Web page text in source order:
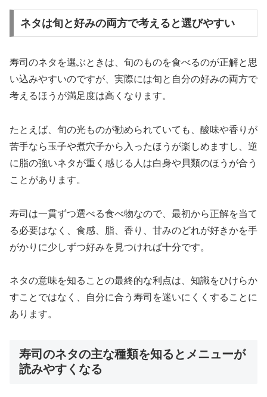
ネタは旬と好みの両方で考えると選びやすい
寿司のネタを選ぶときは、旬のものを食べるのが正解と思
い込みやすいのですが、実際には旬と自分の好みの両方で
考えるほうが満足度は高くなります。
たとえば、旬の光ものが勧められていても、酸味や香りが
苦手なら玉子や煮穴子から入ったほうが楽しめますし、逆
に脂の強いネタが重く感じる人は白身や貝類のほうが合う
ことがあります。
寿司は一貫ずつ選べる食べ物なので、最初から正解を当て
る必要はなく、食感、脂、香り、甘みのどれが好きかを手
がかりに少しずつ好みを見つければ十分です。
ネタの意味を知ることの最終的な利点は、知識をひけらか
すことではなく、自分に合う寿司を迷いにくくすることに
あります。
寿司のネタの主な種類を知るとメニューが
読みやすくなる